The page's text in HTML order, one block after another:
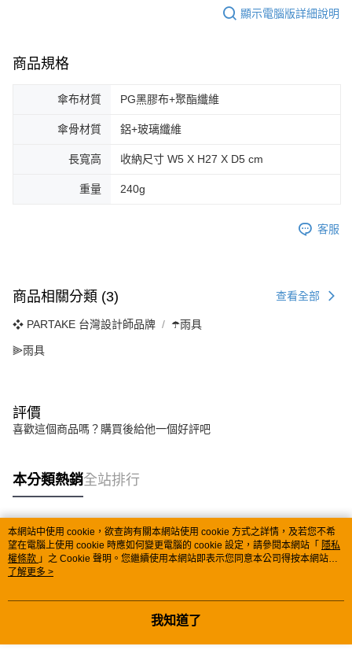
顯示電腦版詳細說明
商品規格
傘布材質 PG黑膠布+聚酯纖維
傘骨材質 鋁+玻璃纖維
長寬高 收納尺寸 W5 X H27 X D5 cm
重量 240g
客服
商品相關分類 (3) 查看全部
❖ PARTAKE 台灣設計師品牌 ☂️雨具
⫸雨具
評價
喜歡這個商品嗎？購買後給他一個好評吧
本分類熱銷全站排行
熱門標籤
本網站中使用 cookie，欲查詢有關本網站使用 cookie 方式之詳情，及若您不希
望在電腦上使用 cookie 時應如何變更電腦的 cookie 設定，請參閱本網站「 隱私
權條款 」之 Cookie 聲明。您繼續使用本網站即表示您同意本公司得按本網站使
用條款之 Cookie 聲明使用 cookie。
了解更多 >
我知道了